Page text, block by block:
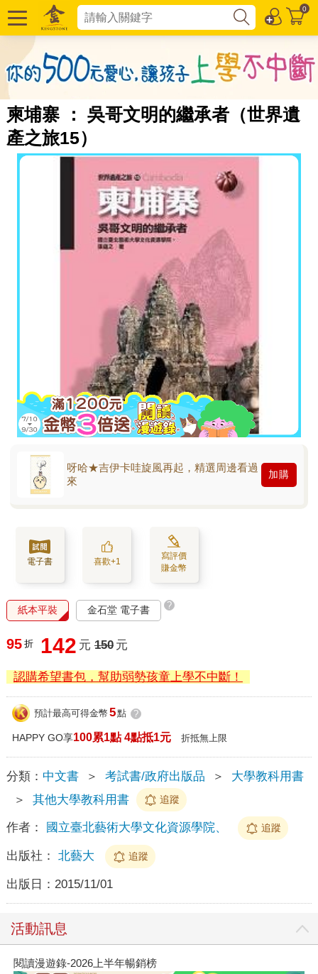
0
柬埔寨 ： 吳哥文明的繼承者（世界遺
產之旅15）
呀哈★吉伊卡哇旋風再起，精選周邊看過
來
加購
電子書 喜歡+1
寫評價
賺金幣
紙本平裝 金石堂 電子書 ?
95 折 142 元 150 元
認購希望書包，幫助弱勢孩童上學不中斷！
預計最高可得金幣 5點 ?
HAPPY GO享100累1點 4點抵1元 折抵無上限
分類： 中文書 ＞ 考試書/政府出版品 ＞
大學教科用書
＞
其他大學教科用書 追蹤
作者： 國立臺北藝術大學文化資源學院、 追蹤
出版社： 北藝大 追蹤
出版日： 2015/11/01
活動訊息
閱讀漫遊錄-2026上半年暢銷榜